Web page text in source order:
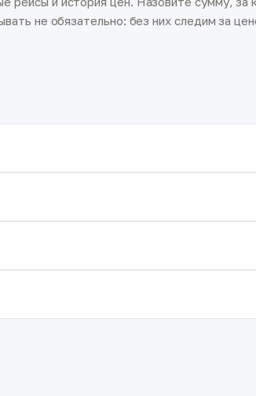
не обязательно: без них следим за